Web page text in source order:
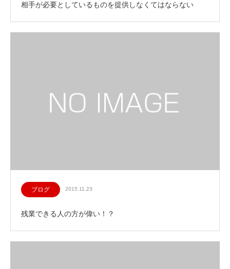
相手が必要としているものを提供しなくてはならない
ブログ 2015.11.23
残業できる人の方が偉い！？